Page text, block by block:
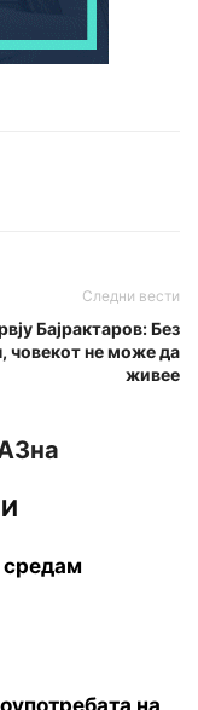
Следни вести
Бајрактаров: Без
човекот не може да
живее
средам
на